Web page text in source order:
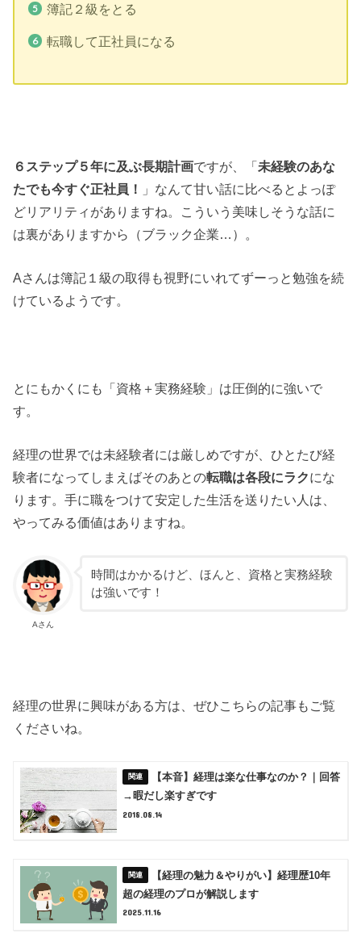
簿記２級をとる
転職して正社員になる
６ステップ５年に及ぶ長期計画ですが、「未経験のあな
たでも今すぐ正社員！
」なんて甘い話に比べるとよっぽ
どリアリティがありますね。こういう美味しそうな話に
は裏がありますから（ブラック企業…）。
Aさんは簿記１級の取得も視野にいれてずーっと勉強を続
けているようです。
とにもかくにも「資格＋実務経験」は圧倒的に強いで
す。
経理の世界では未経験者には厳しめですが、ひとたび経
験者になってしまえばそのあとの転職は各段にラクにな
ります。手に職をつけて安定した生活を送りたい人は、
やってみる価値はありますね。
Aさん
時間はかかるけど、ほんと、資格と実務経験
は強いです！
経理の世界に興味がある方は、ぜひこちらの記事もご覧
くださいね。
【本音】経理は楽な仕事なのか？｜回答
→暇だし楽すぎです
2018.08.14
【経理の魅力＆やりがい】経理歴10年
超の経理のプロが解説します
2025.11.16